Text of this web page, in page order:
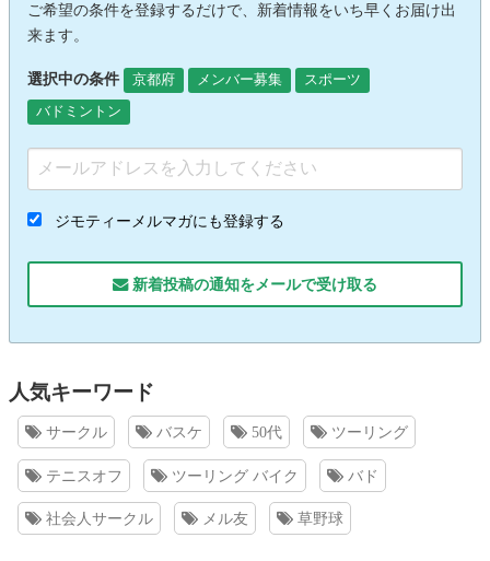
ご希望の条件を登録するだけで、新着情報をいち早くお届け出
来ます。
選択中の条件 京都府 メンバー募集
スポーツ
バドミントン
ジモティーメルマガにも登録する
新着投稿の通知をメールで受け取る
人気キーワード
サークル バスケ 50代 ツーリング
テニスオフ ツーリング バイク バド
社会人サークル メル友 草野球